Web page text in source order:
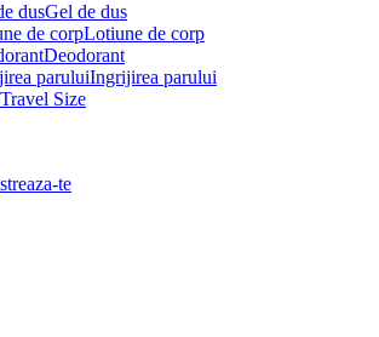
Gel de dus
Lotiune de corp
Deodorant
Ingrijirea parului
Travel Size
te